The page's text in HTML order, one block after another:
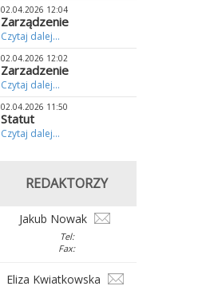
02.04.2026 12:04
Zarządzenie
Czytaj dalej...
02.04.2026 12:02
Zarzadzenie
Czytaj dalej...
02.04.2026 11:50
Statut
Czytaj dalej...
REDAKTORZY
Jakub Nowak
Tel:
Fax:
Eliza Kwiatkowska